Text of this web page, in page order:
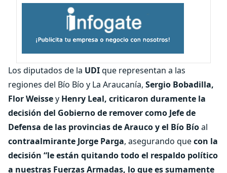
Los diputados de la UDIque representan a las
regiones del Bío Bío y La Araucanía, Sergio Bobadilla,
Flor Weissey Henry Leal, criticaron duramente la
decisión del Gobierno de remover como Jefe de
Defensa de las provincias de Arauco y el Bío Bíoal
contraalmirante Jorge Parga, asegurando quecon la
decisión “le están quitando todo el respaldo político
a nuestras Fuerzas Armadas, lo que es sumamente